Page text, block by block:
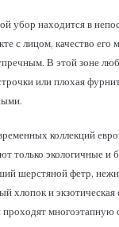
убор находится в
с лицом, качество его
В этой зоне
или плохая
коллекций
только экологичные и
шерстяной фетр,
хлопок и экзотическая
проходят многоэтапную